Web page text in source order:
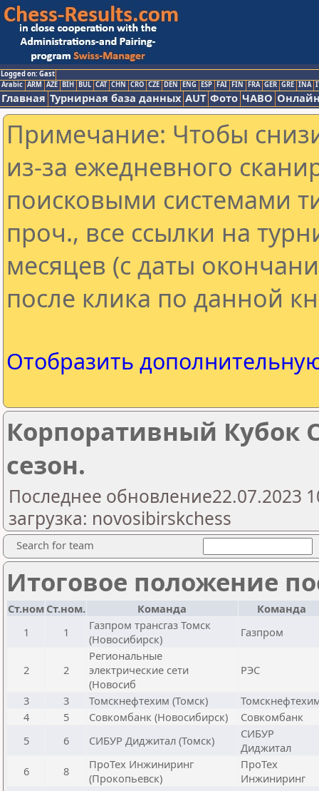
Logged on: Gast
Arabic ARM AZE BIH BUL CAT CHN CRO CZE DEN ENG ESP FAI FIN FRA GER GRE INA
Главная Турнирная база данных AUT Фото ЧАВО
Примечание: Чтобы
из-за ежедневного
поисковыми системами
проч., все ссылки на
месяцев (с даты
после клика по данной
Отобразить
Корпоративный Кубок
сезон.
Последнее обновление22.07.2023
загрузка: novosibirskchess
Search for team
Итоговое положение
Ст.ном Ст.ном. Команда
Команда
1
1
Газпром трансгаз Томск
(Новосибирск)
Газпром
2 2
Региональные
электрические сети
(Новосиб
РЭС
3 3 Томскнефтехим (Томск)
4
5 Совкомбанк (Новосибирск)
Совкомбанк
5
6 СИБУР Диджитал (Томск)
СИБУР
Диджитал
6
8
ПроТех Инжиниринг
(Прокопьевск)
ПроТех
Инжиниринг